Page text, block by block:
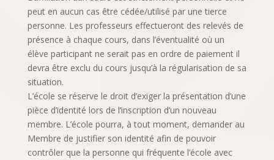
peut en aucun cas être cédée/utilisé par une tierce
personne. Les professeurs effectueront des relevés de
présence à chaque cours, dans l’éventualité où un
élève participant ne serait pas en ordre de paiement il
devra être exclu du cours jusqu’à la régularisation de sa
situation.
L’école se réserve le droit d’exiger la présentation d’une
pièce d’identité lors de l’inscription d’un nouveau
membre. L’école pourra, à tout moment, demander au
Membre de justifier son identité afin de pouvoir
contrôler que la personne qui fréquente l’école avec